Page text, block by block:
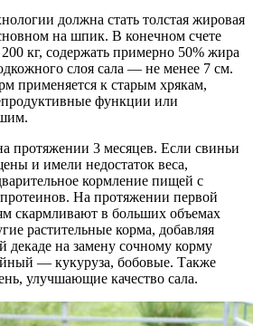
должна стать толстая жировая
на шпик. В конечном счете
кг, содержать примерно 50% жира
слоя сала — не менее 7 см.
применяется к старым хрякам,
функции или
протяжении 3 месяцев. Если свиньи
и имели недостаток веса,
кормление пищей с
На протяжении первой
скармливают в больших объемах
растительные корма, добавляя
декаде на замену сочному корму
— кукуруза, бобовые. Также
улучшающие качество сала.